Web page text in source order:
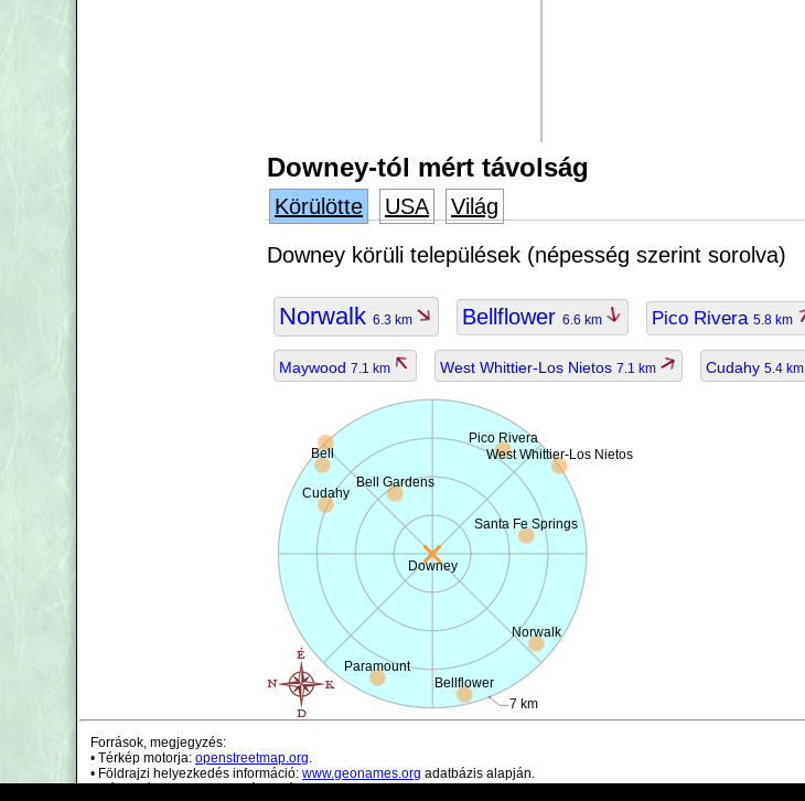
Downey-tól mért távolság
Körülötte USA
Világ
Downey körüli települések (népesség szerint sorolva)
Norwalk 6.3 km Bellflower 6.6 km Pico Rivera 5.8 km
Maywood 7.1 km West Whittier-Los Nietos 7.1 km Cudahy 5.4 km
Downey
7 km
Norwalk
Bellflower
Pico Rivera
Paramount
Bell Gardens
Bell West Whittier-Los Nietos
Cudahy
Santa Fe Springs
Források, megjegyzés:
• Térkép motorja: openstreetmap.org.
• Földrajzi helyezkedés információ: www.geonames.org adatbázis alapján.